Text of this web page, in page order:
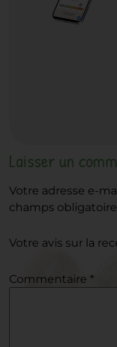
Laisser un
Votre adresse e-
champs
Votre avis sur la
Commentaire *